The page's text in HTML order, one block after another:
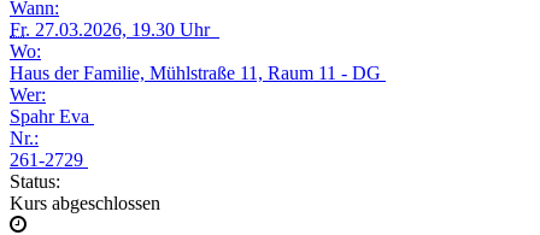
Wann:
Fr. 27.03.2026, 19.30 Uhr
Wo:
Haus der Familie, Mühlstraße 11, Raum 11 - DG
Wer:
Spahr Eva
Nr.:
261-2729
Status:
Kurs abgeschlossen